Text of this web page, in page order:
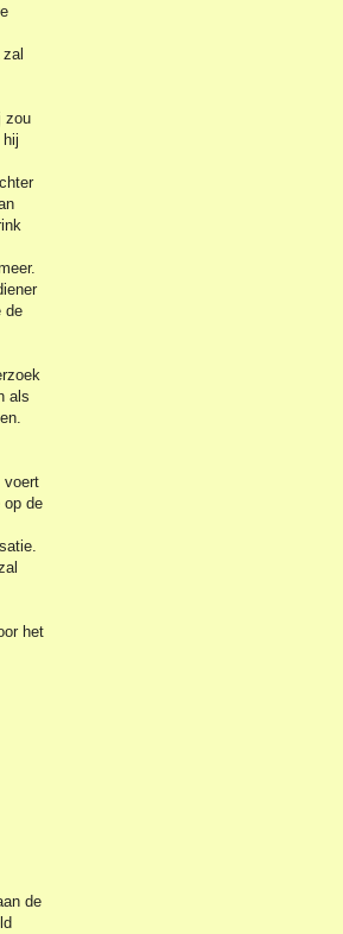
zou
de
als
voert
op de
het
de